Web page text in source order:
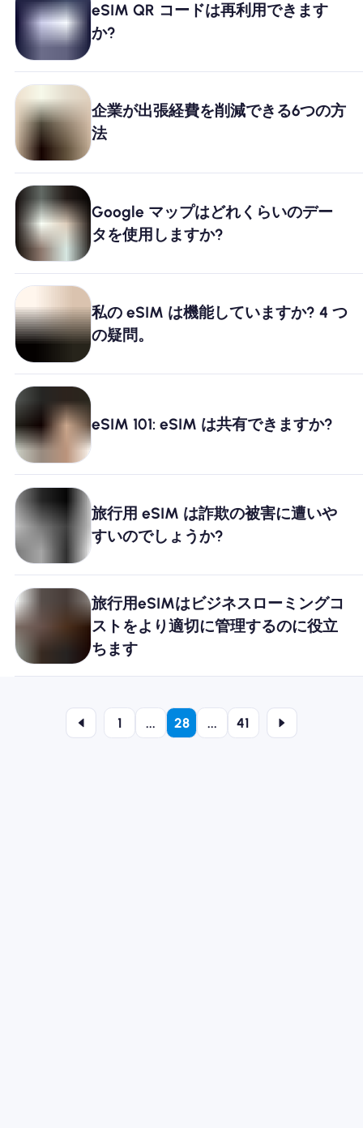
eSIM QR コードは再利用できます
か?
企業が出張経費を削減できる6つの方
法
Google マップはどれくらいのデー
タを使用しますか?
私の eSIM は機能していますか? 4 つ
の疑問。
eSIM 101: eSIM は共有できますか?
旅行用 eSIM は詐欺の被害に遭いや
すいのでしょうか?
旅行用eSIMはビジネスローミングコ
ストをより適切に管理するのに役立
ちます
1 ... 28 ... 41